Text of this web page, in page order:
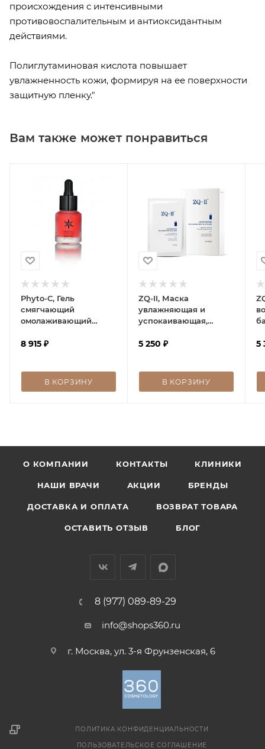
происхождения с интенсивными
противовоспалительным и антиоксидантным
действиями.
Полиглутаминовая кислота повышает
увлажненность кожи, формируя на ее поверхности
защитную пленку."
Вам также может понравиться
Phyto-C, Гель
смягчающий
омолаживающий
8 915 ₽
В КОРЗИНУ
ZQ-II, Маска
увлажняющая и
успокаивающая,
Rejuvination Silk Mask
5 250 ₽
В КОРЗИНУ
5
О КОМПАНИИ КОНТАКТЫ КЛИНИКИ
НАШИ ВРАЧИ АКЦИИ БРЕНДЫ
ДОСТАВКА И ОПЛАТА ВОЗВРАТ ТОВАРА
ОСТАВИТЬ ОТЗЫВ БЛОГ
8 (977) 089-89-29
info@shops360.ru
г. Москва, ул. 3-я Фрунзенская, 6
ПОЛИТИКА КОНФИДЕНЦИАЛЬНОСТИ
ПОЛЬЗОВАТЕЛЬСКОЕ СОГЛАШЕНИЕ